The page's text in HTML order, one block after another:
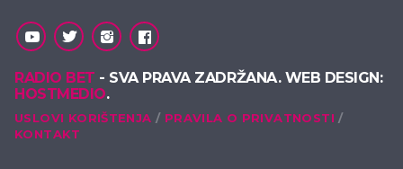
RADIO BET - SVA PRAVA ZADRŽANA. WEB DESIGN:
HOSTMEDIO.
USLOVI KORIŠTENJA
PRAVILA O PRIVATNOSTI
KONTAKT